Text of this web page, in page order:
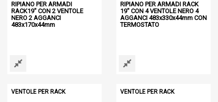
RIPIANO PER ARMADI
RACK19" CON 2 VENTOLE
NERO 2 AGGANCI
483x170x44mm
RIPIANO PER ARMADI RACK
19" CON 4 VENTOLE NERO 4
AGGANCI 483x330x44mm CON
TERMOSTATO
VENTOLE PER RACK VENTOLE PER RACK